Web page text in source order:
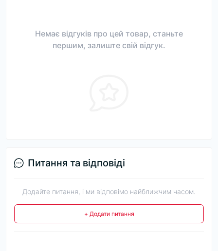
Немає відгуків про цей товар, станьте
першим, залиште свій відгук.
Питання та відповіді
Додайте питання, і ми відповімо найближчим часом.
+ Додати питання